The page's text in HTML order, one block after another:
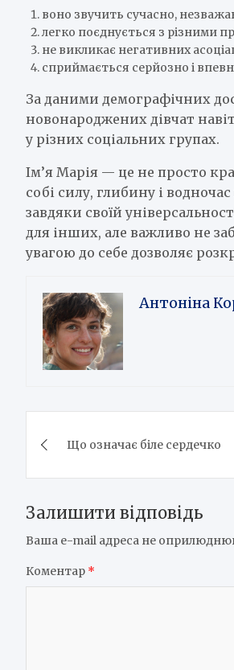
воно звучить сучасно,
легко поєднується з різними
не викликає негативних
сприймається серйозно і
За даними демографічних
новонароджених дівчат
у різних соціальних групах.
Ім’я Марія — це не просто
собі силу, глибину і
завдяки своїй
для інших, але важливо не
увагою до себе дозволяє
Антоніна
записів
Що означає біле сердечко
Залишити відповідь
Ваша e-mail адреса не
Коментар *